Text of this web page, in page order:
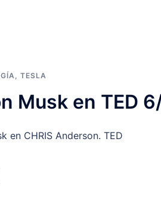
TESLA
Musk en TED
en CHRIS Anderson. TED